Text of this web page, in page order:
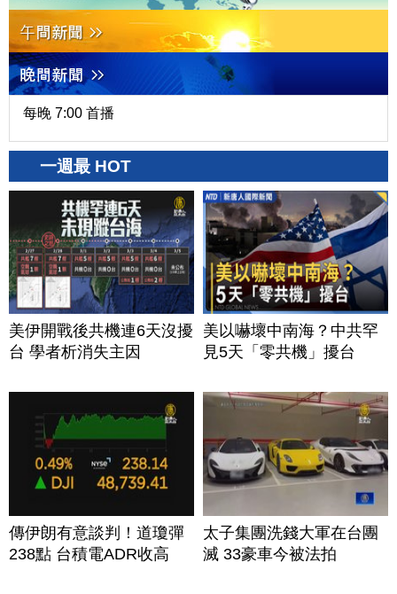
每晚 7:00 首播
一週最 HOT
美伊開戰後共機連6天沒擾
台 學者析消失主因
美以嚇壞中南海？中共罕
見5天「零共機」擾台
傳伊朗有意談判！道瓊彈
238點 台積電ADR收高
太子集團洗錢大軍在台團
滅 33豪車今被法拍